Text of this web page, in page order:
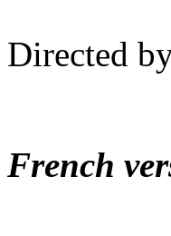
Directed
French